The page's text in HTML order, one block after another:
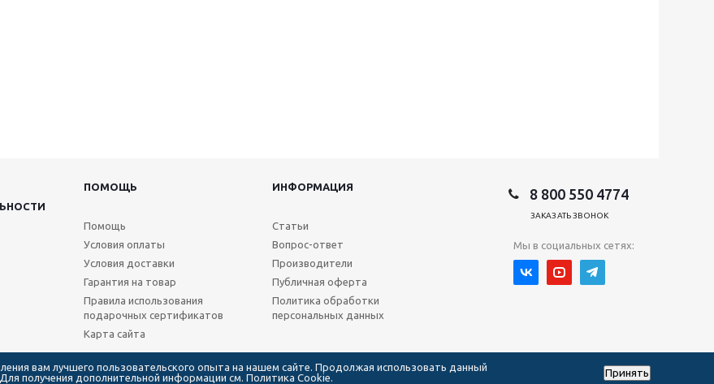
ПОМОЩЬ
ИНФОРМАЦИЯ
Помощь
Условия оплаты
Условия доставки
Гарантия на товар
Правила использования
подарочных сертификатов
Карта сайта
Статьи
Вопрос-ответ
Производители
Публичная оферта
Политика обработки
персональных данных
8 800 550 4774
ЗАКАЗАТЬ ЗВОНОК
Мы в социальных сетях:
вам лучшего пользовательского опыта на нашем сайте. Продолжая использовать данный
получения дополнительной информации см. Политика Cookie. Принять